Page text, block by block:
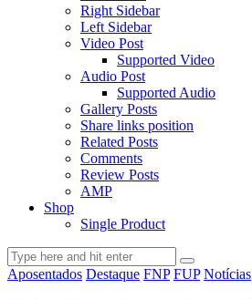
Right Sidebar
Left Sidebar
Video Post
Supported Video
Audio Post
Supported Audio
Gallery Posts
Share links position
Related Posts
Comments
Review Posts
AMP
Shop
Single Product
Aposentados Destaque FNP FUP Notícias